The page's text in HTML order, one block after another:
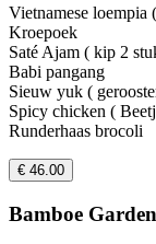
Vietnamese loempia
Kroepoek
Saté Ajam ( kip 2
Babi pangang
Sieuw yuk (
Spicy chicken (
Runderhaas brocoli
€ 46.00
Bamboe